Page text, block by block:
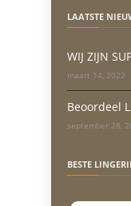
LAATSTE
WIJ ZIJN
maart 14, 2022
Beoordeel
september 28,
BESTE